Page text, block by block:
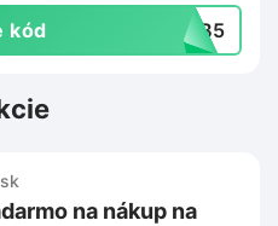
kód TYB5
na nákup na